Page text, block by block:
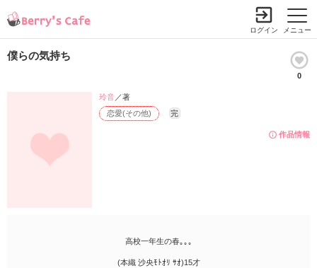
メニュー
ログイン
僕らの気持ち
0
作品情報
恋愛(その他) 完
玲音 ／著
高校一年生の春｡｡｡
(本織 沙央ﾓﾄｵﾘ ｻｵ)15才